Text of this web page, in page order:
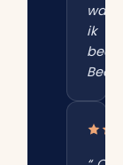
wat
ik